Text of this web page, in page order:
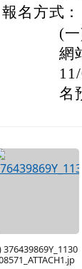
報名方式：
(
網
名
376439869Y_1130